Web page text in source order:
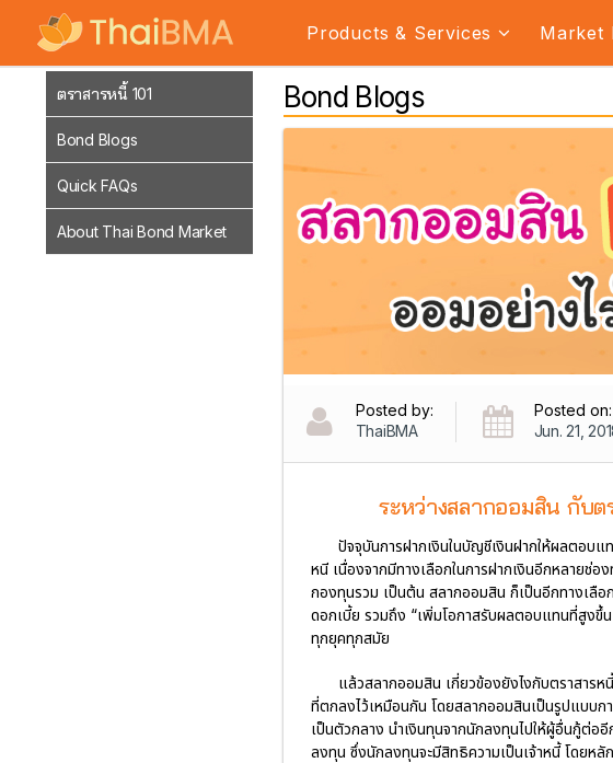
Products & Services Market
ตราสารหนี้ 101
Bond Blogs
Quick FAQs
About Thai Bond Market
Bond Blogs
Posted by:
ThaiBMA
Posted on:
Jun. 21,
ระหว่างสลากออมสิน กับต
ปัจจุบันการฝากเงินในบัญชีเงินฝากให้ผลตอบ
หนี เนื่องจากมีทางเลือกในการฝากเงินอีกหลายช่อ
กองทุนรวม เป็นต้น สลากออมสิน ก็เป็นอีกทางเลือ
ดอกเบี้ย รวมถึง “เพิ่มโอกาสรับผลตอบแทนที่สูงขึ้
ทุกยุคทุกสมัย
แล้วสลากออมสิน เกี่ยวข้องยังไงกับตราสาร
ที่ตกลงไว้เหมือนกัน โดยสลากออมสินเป็นรูปแบบ
เป็นตัวกลาง นำเงินทุนจากนักลงทุนไปให้ผู้อื่นกู้ต่อ
ลงทุน ซึ่งนักลงทุนจะมีสิทธิความเป็นเจ้าหนี้ โดยหลั